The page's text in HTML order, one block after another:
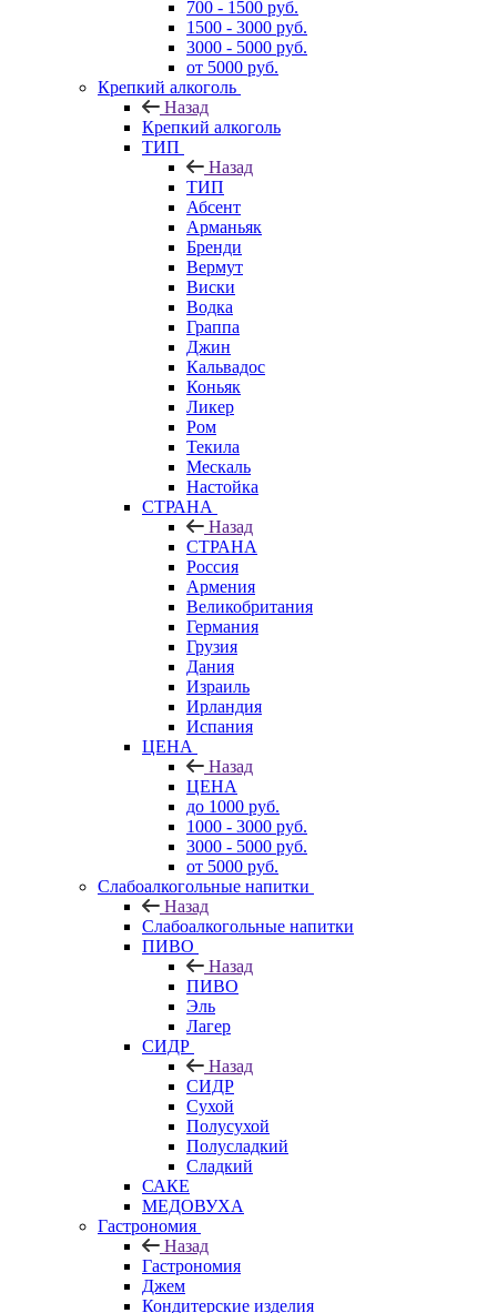
700 - 1500 руб.
1500 - 3000 руб.
3000 - 5000 руб.
от 5000 руб.
Крепкий алкоголь
Назад
Крепкий алкоголь
ТИП
Назад
ТИП
Абсент
Арманьяк
Бренди
Вермут
Виски
Водка
Граппа
Джин
Кальвадос
Коньяк
Ликер
Ром
Текила
Мескаль
Настойка
СТРАНА
Назад
СТРАНА
Россия
Армения
Великобритания
Германия
Грузия
Дания
Израиль
Ирландия
Испания
ЦЕНА
Назад
ЦЕНА
до 1000 руб.
1000 - 3000 руб.
3000 - 5000 руб.
от 5000 руб.
Слабоалкогольные напитки
Назад
Слабоалкогольные напитки
ПИВО
Назад
ПИВО
Эль
Лагер
СИДР
Назад
СИДР
Сухой
Полусухой
Полусладкий
Сладкий
САКЕ
МЕДОВУХА
Гастрономия
Назад
Гастрономия
Джем
Кондитерские изделия